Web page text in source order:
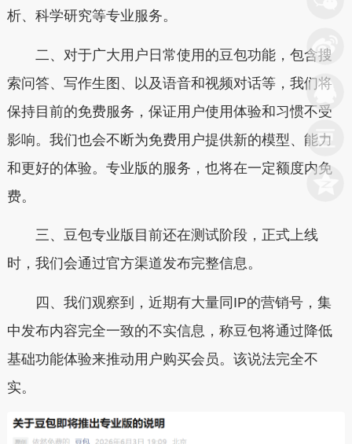
析、科学研究等专业服务。
二、 对于广大用户日常使用的豆包功能， 包含搜
索问答、写作生图、以及语音和视频对话等， 我们将
保持目前的免费服务 ，保证用户使用体验和习惯不受
影响。我们也会不断为免费用户提供新的模型、能力
和更好的体验。专业版的服务，也将在一定额度内免
费。
三、豆包专业版目前还在测试阶段，正式上线
时，我们会通过官方渠道发布完整信息。
四、我们观察到，近期有大量同IP的营销号，集
中发布内容完全一致的不实信息，称豆包将通过降低
基础功能体验来推动用户购买会员。 该说法完全不
实。